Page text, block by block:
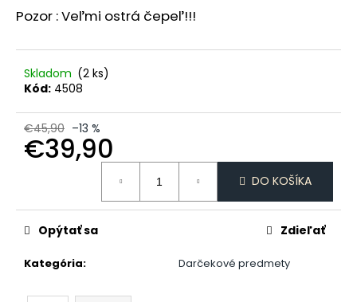
Pozor : Veľmi ostrá čepeľ!!!
Skladom (2 ks)
Kód: 4508
€45,90 –13 %
€39,90
DO KOŠÍKA
Kategória: Darčekové predmety
Opýtať sa Zdieľať